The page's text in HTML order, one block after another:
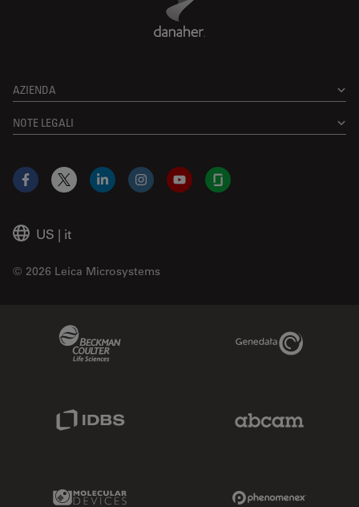
AZIENDA
NOTE LEGALI
US | it
© 2026 Leica Microsystems
Facebook
X LinkedInInstagramYouTubeGlassdoor
Genedata Link
Molecular Devices Link